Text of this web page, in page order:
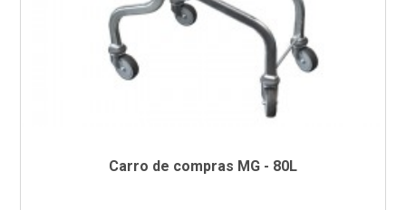
Carro de compras MG - 80L